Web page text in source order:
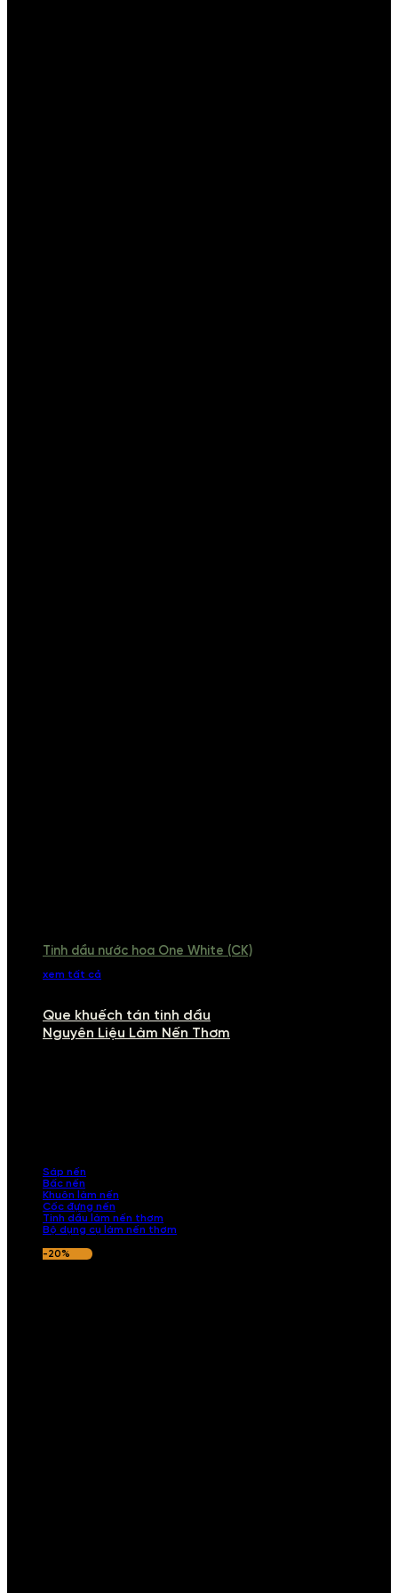
Tinh dầu nước hoa One White (CK)
xem tất cả
Que khuếch tán tinh dầu
Nguyên Liệu Làm Nến Thơm
Sáp nến
Bấc nến
Khuôn làm nến
Cốc đựng nến
Tinh dầu làm nến thơm
Bộ dụng cụ làm nến thơm
-20%